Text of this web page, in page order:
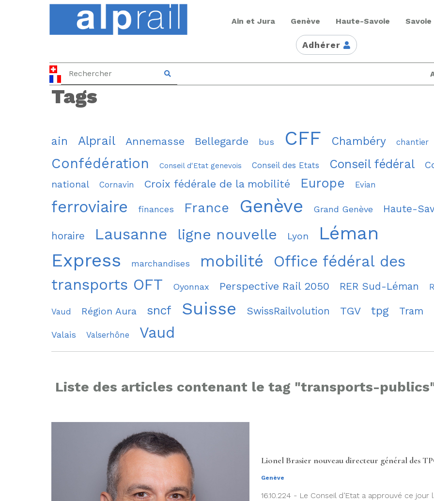
Ain et Jura Genève Haute-Savoie Savoie
Adhérer
Tags
ain Alprail Annemasse Bellegarde bus CFF Chambéry chantier
Confédération Conseil d'Etat genevois Conseil des Etats Conseil fédéral
national
Cornavin Croix fédérale de la mobilité Europe Evian
ferroviaire finances France Genève Grand Genève Haute-
horaire Lausanne ligne nouvelle Lyon
Léman
Express
marchandises mobilité
Office fédéral des
transports OFT
Oyonnax Perspective Rail 2050 RER Sud-Léman
Vaud Région Aura sncf Suisse SwissRailvolution TGV tpg Tram
Valais Valserhône Vaud
Liste des articles contenant le tag "transports-
Lionel Brasier nouveau directeur général des
Genève
16.10.224 - Le Conseil d’Etat a approuvé ce jour